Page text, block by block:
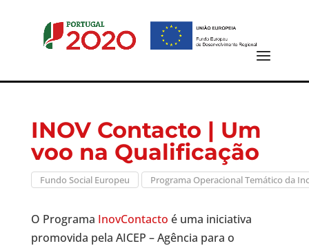
INOV Contacto | Um
voo na Qualificação
Fundo Social Europeu Programa Operacional Temático da
O Programa InovContacto é uma iniciativa
promovida pela AICEP – Agência para o